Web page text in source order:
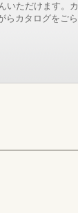
いただけます。カ
らカタログをごら